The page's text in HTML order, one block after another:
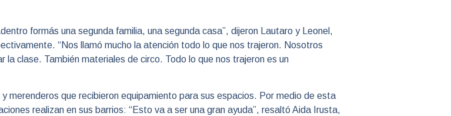
formás una segunda familia, una segunda casa”, dijeron Lautaro y Leonel,
“Nos llamó mucho la atención todo lo que nos trajeron. Nosotros
la clase. También materiales de circo. Todo lo que nos trajeron es un
merenderos que recibieron equipamiento para sus espacios. Por medio de esta
realizan en sus barrios: “Esto va a ser una gran ayuda”, resaltó Aida Irusta,